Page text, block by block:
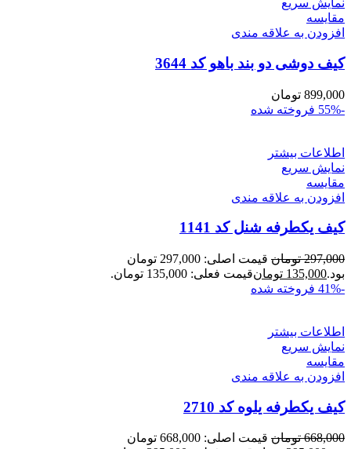
نمایش سریع
مقايسه
افزودن به علاقه مندی
کیف دوشی دو بند باهو کد 3644
899,000 تومان
-55%
فروخته شده
اطلاعات بیشتر
نمایش سریع
مقايسه
افزودن به علاقه مندی
کیف یکطرفه شنل کد 1141
297,000 تومان
قیمت اصلی: 297,000 تومان
بود.135,000 تومانقیمت فعلی: 135,000 تومان.
-41%
فروخته شده
اطلاعات بیشتر
نمایش سریع
مقايسه
افزودن به علاقه مندی
کیف یکطرفه یلوه کد 2710
668,000 تومان
قیمت اصلی: 668,000 تومان